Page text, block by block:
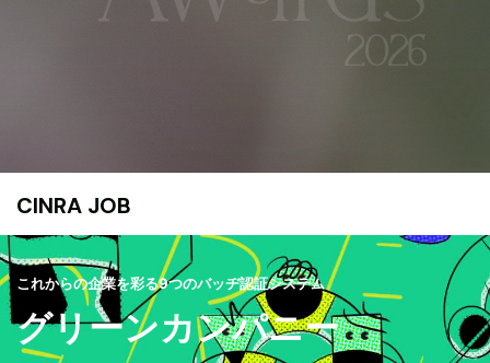
CINRA JOB
これからの企業を彩る9つのバッヂ認証システム
グリーンカンパニー